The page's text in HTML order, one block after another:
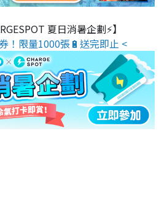
夏日消暑企劃⚡】
！限量1000張🔋送完即止 <